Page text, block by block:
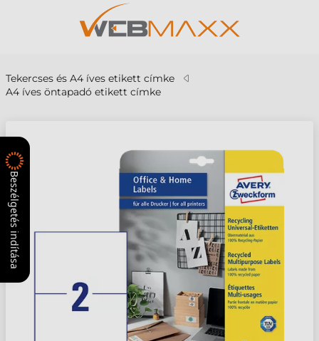
Tekercses és A4 íves etikett címke
A4 íves öntapadó etikett címke
Beszélgetés indítása